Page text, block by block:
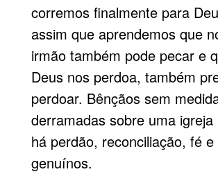
corremos finalmente para
assim que aprendemos que
irmão tam­bém pode pecar e
Deus nos perdoa, também
perdoar. Bênçãos sem
derramadas sobre uma igreja
há perdão, reconciliação, fé
genuínos.